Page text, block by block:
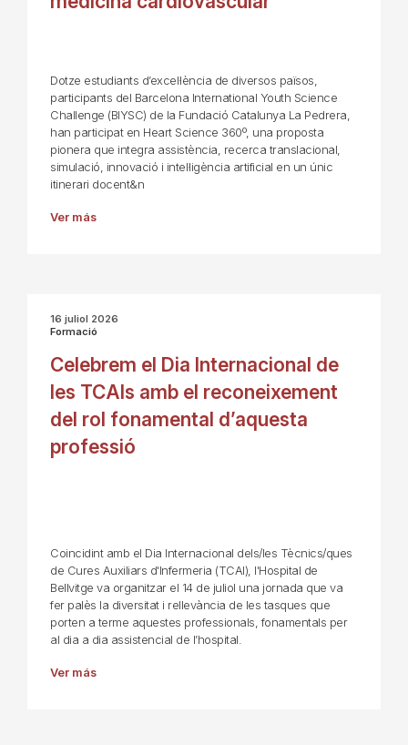
Dotze estudiants d’excel·lència de diversos països,
participants del Barcelona International Youth Science
Challenge (BIYSC) de la Fundació Catalunya La Pedrera,
han participat en Heart Science 360º, una proposta
pionera que integra assistència, recerca translacional,
simulació, innovació i intel·ligència artificial en un únic
itinerari docent&n
Ver más
16 juliol 2026
Formació
Celebrem el Dia Internacional de
les TCAIs amb el reconeixement
del rol fonamental d’aquesta
professió
Coincidint amb el Dia Internacional dels/les Tècnics/ques
de Cures Auxiliars d'Infermeria (TCAI), l'Hospital de
Bellvitge va organitzar el 14 de juliol una jornada que va
fer palès la diversitat i rellevància de les tasques que
porten a terme aquestes professionals, fonamentals per
al dia a dia assistencial de l’hospital.
Ver más